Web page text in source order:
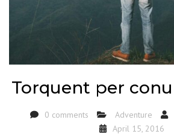
Torquent per
0 comments Adventure
April 15, 2016